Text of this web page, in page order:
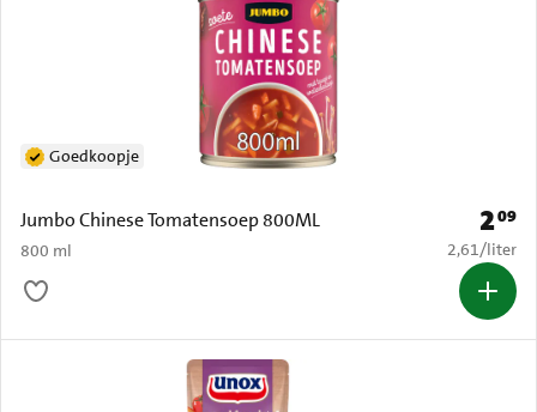
Jumbo Chinese Tomatensoep 800ML
800 ml
Goedkoopje
Prijs:
209
€ 2,61 per
2,61/liter